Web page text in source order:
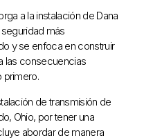
a la instalación de Dana
más
y se enfoca en construir
las consecuencias
primero.
de transmisión de
Ohio, por tener una
abordar de manera